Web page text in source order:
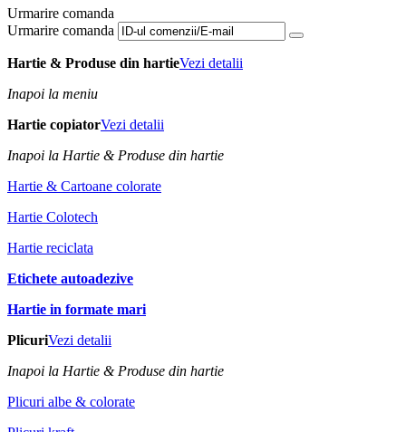
Urmarire comanda
Urmarire comanda
Hartie & Produse din hartieVezi detalii
Inapoi la meniu
Hartie copiatorVezi detalii
Inapoi la Hartie & Produse din hartie
Hartie & Cartoane colorate
Hartie Colotech
Hartie reciclata
Etichete autoadezive
Hartie in formate mari
PlicuriVezi detalii
Inapoi la Hartie & Produse din hartie
Plicuri albe & colorate